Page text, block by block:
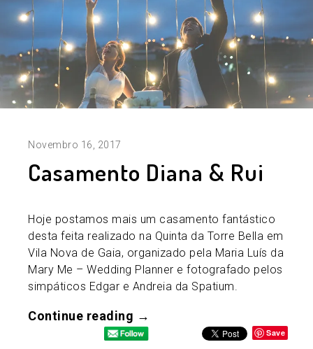
Novembro 16, 2017
Casamento Diana & Rui
Hoje postamos mais um casamento fantástico
desta feita realizado na Quinta da Torre Bella em
Vila Nova de Gaia, organizado pela Maria Luís da
Mary Me – Wedding Planner e fotografado pelos
simpáticos Edgar e Andreia da Spatium.
Continue reading →
Save